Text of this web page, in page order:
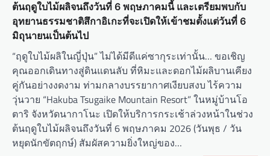
ต้นฤดูใบไม้ผลิจนถึงวันที่ 6 พฤษภาคมนี้ และเตรียมพบกับ
อุทยานธรรมชาติสึกาอิเกะที่จะเปิดให้เข้าชมตั้งแต่วันที่ 6
มิถุนายนเป็นต้นไป
“ฤดูใบไม้ผลิในญี่ปุ่น” ไม่ได้มีดีแค่ซากุระเท่านั้น… ขอเชิญ
คุณออกเดินทางสู่ดินแดนลับ ที่หิมะและดอกไม้ผลิบานเคียง
คู่กันอย่างงดงาม ท่ามกลางบรรยากาศเงียบสงบ ไร้ความ
วุ่นวาย “Hakuba Tsugaike Mountain Resort” ในหมู่บ้านโอ
ตาริ จังหวัดนากาโนะ เปิดให้บริการกระเช้าล่วงหน้าในช่วง
ต้นฤดูใบไม้ผลิจนถึงวันที่ 6 พฤษภาคม 2026 (วันพุธ / วัน
หยุดนักขัตฤกษ์) สัมผัสความยิ่งใหญ่ของ…